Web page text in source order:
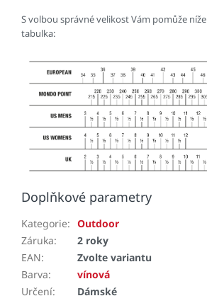
S volbou správné velikost Vám pomůže
tabulka:
Doplňkové parametry
Kategorie: Outdoor
Záruka:
2 roky
EAN:
Zvolte variantu
Barva:
vínová
Určení: Dámské